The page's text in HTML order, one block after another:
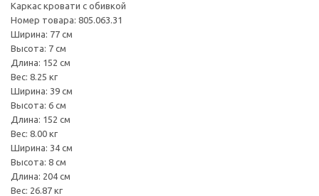
Каркас кровати с обивкой
Номер товара: 805.063.31
Ширина: 77 см
Высота: 7 см
Длина: 152 см
Вес: 8.25 кг
Ширина: 39 см
Высота: 6 см
Длина: 152 см
Вес: 8.00 кг
Ширина: 34 см
Высота: 8 см
Длина: 204 см
Вес: 26.87 кг